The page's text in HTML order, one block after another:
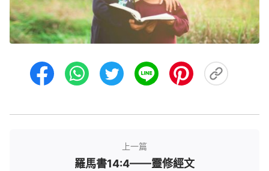
上一篇
羅馬書14:4——靈修經文